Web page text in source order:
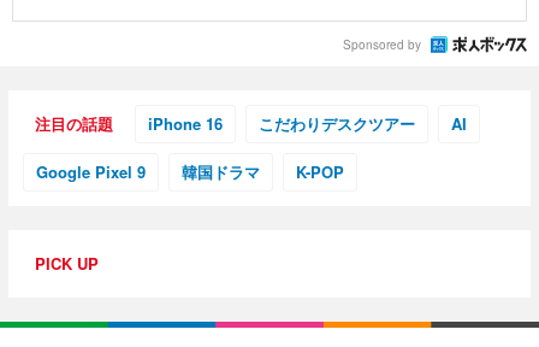
Sponsored by
注目の話題 iPhone 16 こだわりデスクツアー AI
Google Pixel 9 韓国ドラマ K-POP
PICK UP